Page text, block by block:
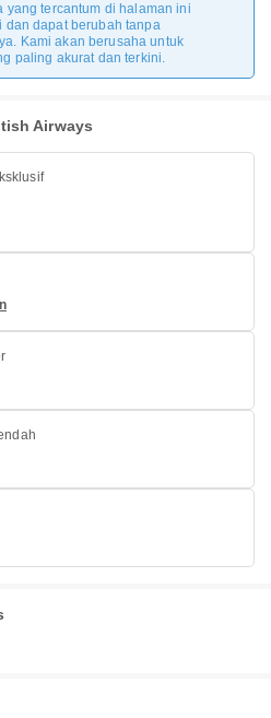
yang tercantum di halaman ini
dapat berubah tanpa
Kami akan berusaha untuk
paling akurat dan terkini.
Airways